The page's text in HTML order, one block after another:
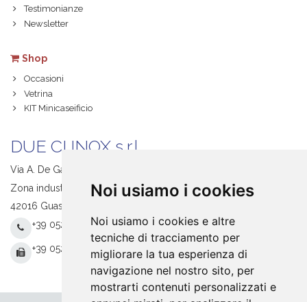
Noi usiamo i cookies
Noi usiamo i cookies e altre
tecniche di tracciamento per
migliorare la tua esperienza di
navigazione nel nostro sito, per
mostrarti contenuti personalizzati e
Testimonianze
Newsletter
Shop
Occasioni
Vetrina
KIT Minicaseificio
DUE CI INOX s.r.l.
Via A. De Gasperi, 1
Zona industriale S. Giacomo
42016 Guastalla (RE) Italy
+39 0522 831205
+39 0522 831093